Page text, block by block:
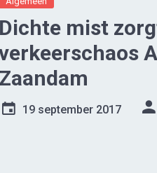
Dichte mist
Zaandam
19 september 2017